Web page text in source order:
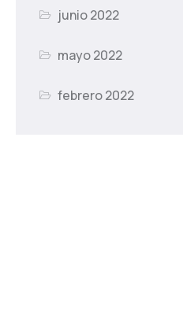
junio 2022
mayo 2022
febrero 2022